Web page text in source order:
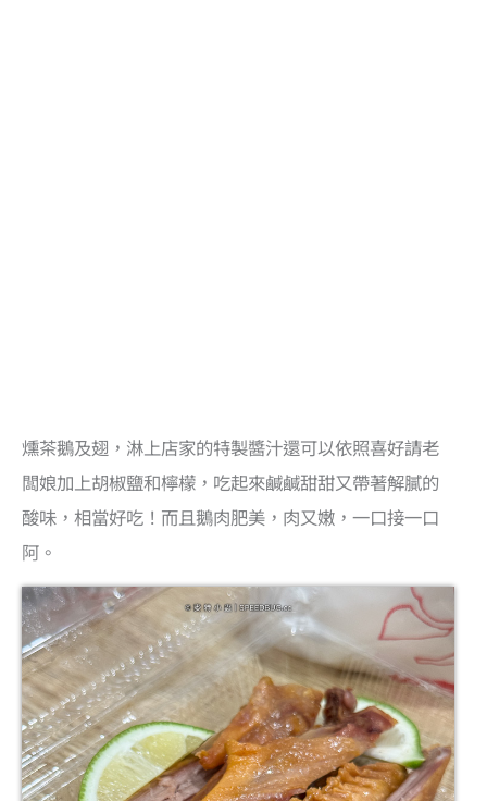
燻茶鵝及翅，淋上店家的特製醬汁還可以依照喜好請老
闆娘加上胡椒鹽和檸檬，吃起來鹹鹹甜甜又帶著解膩的
酸味，相當好吃！而且鵝肉肥美，肉又嫩，一口接一口
阿。